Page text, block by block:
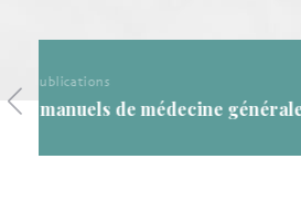
Les